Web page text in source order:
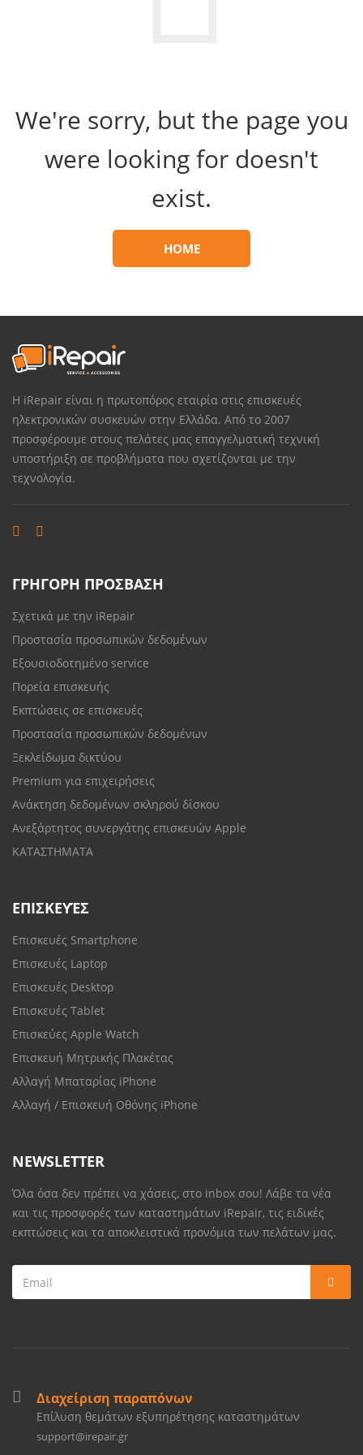
We're sorry, but the page you
were looking for doesn't
exist.
HOME
Η iRepair είναι η πρωτοπόρος εταιρία στις επισκευές
ηλεκτρονικών συσκευών στην Ελλάδα. Από το 2007
προσφέρουμε στους πελάτες μας επαγγελματική τεχνική
υποστήριξη σε προβλήματα που σχετίζονται με την
τεχνολογία.
ΓΡΗΓΟΡΗ ΠΡΟΣΒΑΣΗ
Σχετικά με την iRepair
Προστασία προσωπικών δεδομένων
Εξουσιοδοτημένο service
Πορεία επισκευής
Εκπτώσεις σε επισκευές
Προστασία προσωπικών δεδομένων
Ξεκλείδωμα δικτύου
Premium για επιχειρήσεις
Ανάκτηση δεδομένων σκληρού δίσκου
Ανεξάρτητος συνεργάτης επισκευών Apple
ΚΑΤΑΣΤΗΜΑΤΑ
ΕΠΙΣΚΕΥΈΣ
Επισκευές Smartphone
Επισκευές Laptop
Επισκευές Desktop
Επισκευές Tablet
Επισκεύες Apple Watch
Επισκευή Μητρικής Πλακέτας
Αλλαγή Μπαταρίας iPhone
Αλλαγή / Επισκευή Οθόνης iPhone
NEWSLETTER
Όλα όσα δεν πρέπει να χάσεις, στο inbox σου! Λάβε τα νέα
και τις προσφορές των καταστημάτων iRepair, τις ειδικές
εκπτώσεις και τα αποκλειστικά προνόμια των πελάτων μας.
Διαχείριση παραπόνων
Επίλυση θεμάτων εξυπηρέτησης καταστημάτων
support@irepair.gr